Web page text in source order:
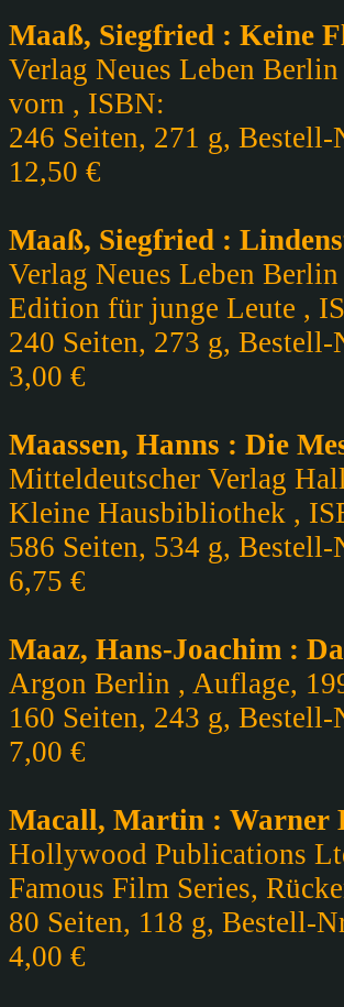
Maaß, Siegfried : Keine
Verlag Neues Leben
vorn , ISBN:
246 Seiten, 271 g,
12,50 €
Maaß, Siegfried :
Verlag Neues Leben
Edition für junge Leute ,
240 Seiten, 273 g, Bestell-
3,00 €
Maassen, Hanns : Die
Mitteldeutscher Verlag
Kleine Hausbibliothek ,
586 Seiten, 534 g, Bestell-
6,75 €
Maaz, Hans-Joachim :
Argon Berlin , Auflage,
160 Seiten, 243 g, Bestell-
7,00 €
Macall, Martin : Warner
Hollywood Publications
Famous Film Series,
80 Seiten, 118 g, Bestell-
4,00 €